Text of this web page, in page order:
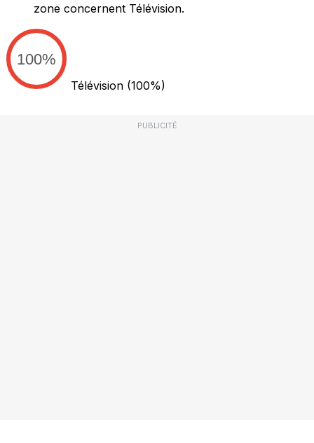
zone concernent Télévision.
100%
Télévision (100%)
PUBLICITÉ